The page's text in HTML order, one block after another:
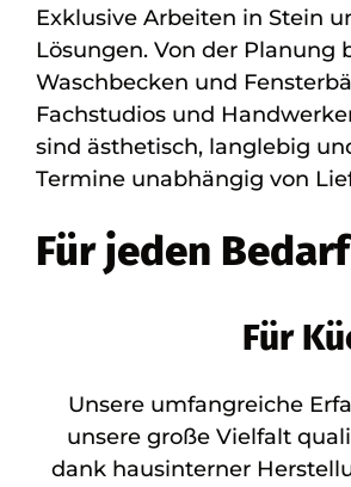
Exklusive Arbeiten in Stein
Lösungen. Von der Planung
Waschbecken und
Fachstudios und
sind ästhetisch, langlebig
Termine unabhängig von
Für jeden
Für
Unsere umfangreiche
unsere große Vielfalt
dank hausinterner